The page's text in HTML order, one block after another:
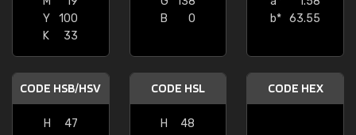
Y
100
K
33
B
0
b* 63.55
CODE HSB/HSV
H
47
CODE HSL
H
48
CODE HEX